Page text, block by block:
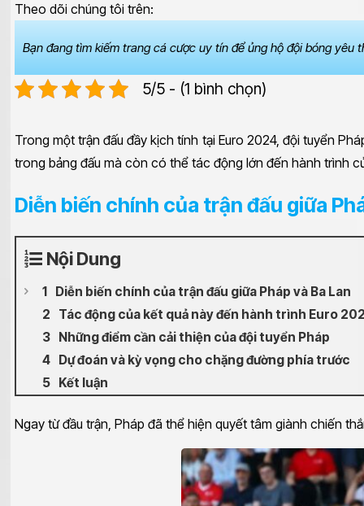
Theo dõi chúng tôi trên:
Bạn đang tìm kiếm trang cá cược uy tín để ủng hộ đội bóng
5/5 - (1 bình chọn)
Trong một trận đấu đầy kịch tính tại Euro 2024, đội tuyển
trong bảng đấu mà còn có thể tác động lớn đến hành trình
Diễn biến chính của trận đấu giữa
Nội Dung
Diễn biến chính của trận đấu giữa Pháp và Ba Lan
Tác động của kết quả này đến hành trình Euro
Những điểm cần cải thiện của đội tuyển Pháp
Dự đoán và kỳ vọng cho chặng đường phía trước
Kết luận
Ngay từ đầu trận, Pháp đã thể hiện quyết tâm giành chiến